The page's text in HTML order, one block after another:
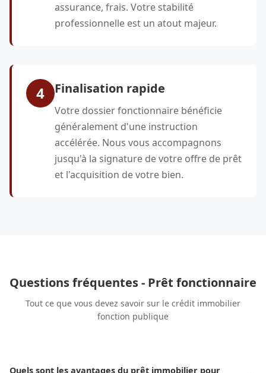
assurance, frais. Votre stabilité
professionnelle est un atout majeur.
4 Finalisation rapide
Votre dossier fonctionnaire bénéficie
généralement d'une instruction
accélérée. Nous vous accompagnons
jusqu'à la signature de votre offre de prêt
et l'acquisition de votre bien.
Questions fréquentes - Prêt fonctionnaire
Tout ce que vous devez savoir sur le crédit immobilier
fonction publique
Quels sont les avantages du prêt immobilier pour